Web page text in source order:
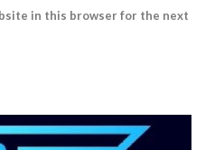
in this browser for the next